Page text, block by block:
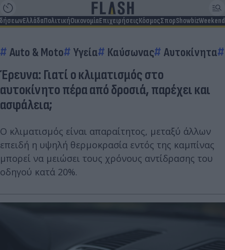
ΕλλάδαΠολιτικήΟικονομίαΕπιχειρήσειςΚόσμοςΣπορShowbizWeekend
Auto & Moto Υγεία Καύσωνας Αυτοκίνητα
Έρευνα: Γιατί ο κλιματισμός στο
αυτοκίνητο πέρα από δροσιά, παρέχει και
ασφάλεια;
Ο κλιματισμός είναι απαραίτητος, μεταξύ άλλων
επειδή η υψηλή θερμοκρασία εντός της καμπίνας
μπορεί να μειώσει τους χρόνους αντίδρασης του
οδηγού κατά 20%.